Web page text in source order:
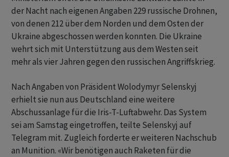
der ⁠Nacht nach eigenen Angaben 229 russische Drohnen,
von denen 212 ​über dem Norden und ⁠dem Osten der
Ukraine abgeschossen werden konnten. Die Ukraine
wehrt sich mit Unterstützung aus dem Westen seit
mehr ‌als vier Jahren gegen den russischen Angriffskrieg.
Nach Angaben von Präsident Wolodymyr Selenskyj
erhielt sie nun aus Deutschland eine weitere
Abschussanlage für die Iris-T-Luftabwehr. Das System
sei am Samstag eingetroffen, teilte ‌Selenskyj auf
Telegram mit. Zugleich forderte er weiteren Nachschub
an Munition. «Wir benötigen ​auch Raketen für die